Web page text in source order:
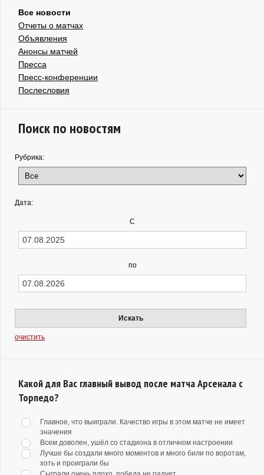
Все новости
Отчеты о матчах
Объявления
Анонсы матчей
Пресса
Пресс-конференции
Послесловия
Поиск по новостям
Рубрика:
Дата:
С
по
Искать
очистить
Какой для Вас главный вывод после матча Арсенала с
Торпедо?
Главное, что выиграли. Качество игры в этом матче не имеет
значения
Всем доволен, ушёл со стадиона в отличном настроении
Лучше бы создали много моментов и много били по воротам,
хоть и проиграли бы